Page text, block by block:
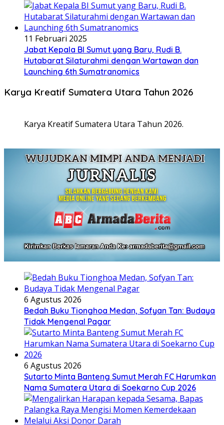
11 Februari 2025
Jabat Kepala BI Sumut yang Baru, Rudi B.
Hutabarat Silaturahmi dengan Wartawan dan
Launching 6th Sumatranomics
Karya Kreatif Sumatera Utara Tahun 2026
Karya Kreatif Sumatera Utara Tahun 2026.
6 Agustus 2026
Bedah Buku Tionghoa Medan, Sofyan Tan: Budaya
Tidak Mengenal Pagar
6 Agustus 2026
Sutarto Minta Banteng Sumut Merah FC Harumkan
Nama Sumatera Utara di Soekarno Cup 2026